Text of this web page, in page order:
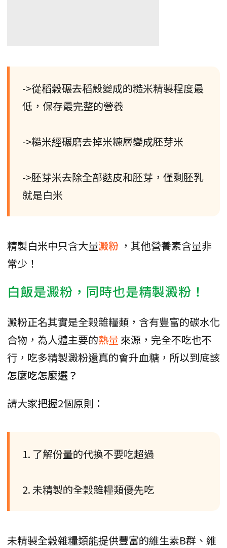
->從稻穀碾去稻殼變成的糙米精製程度最
低，保存最完整的營養
->糙米經碾磨去掉米糠層變成胚芽米
->胚芽米去除全部麩皮和胚芽，僅剩胚乳
就是白米
精製白米中只含大量澱粉 ，其他營養素含量非
常少！
白飯是澱粉，同時也是精製澱粉！
澱粉正名其實是全榖雜糧類，含有豐富的碳水化
合物，為人體主要的熱量 來源，完全不吃也不
行，吃多精製澱粉還真的會升血糖，所以到底該
怎麼吃怎麼選？
請大家把握2個原則：
1. 了解份量的代換不要吃超過
2. 未精製的全榖雜糧類優先吃
未精製全穀雜糧類能提供豐富的維生素B群、維